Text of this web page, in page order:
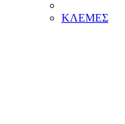
ΚΛΕΜΕΣ